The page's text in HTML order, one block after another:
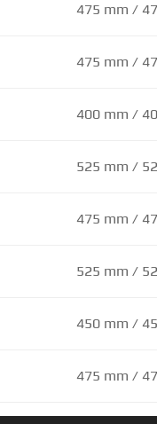
475 mm /
475 mm /
400 mm /
525 mm /
475 mm /
525 mm /
450 mm /
475 mm /